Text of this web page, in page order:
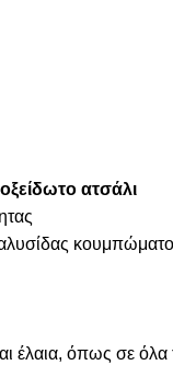
ατσάλι
έλαια, όπως σε